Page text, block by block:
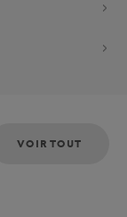
VOIR TOUT